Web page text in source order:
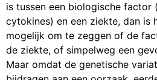
is tussen een biologische factor
cytokines) en een ziekte, dan is
mogelijk om te zeggen of de
de ziekte, of simpelweg een
Maar omdat de genetische